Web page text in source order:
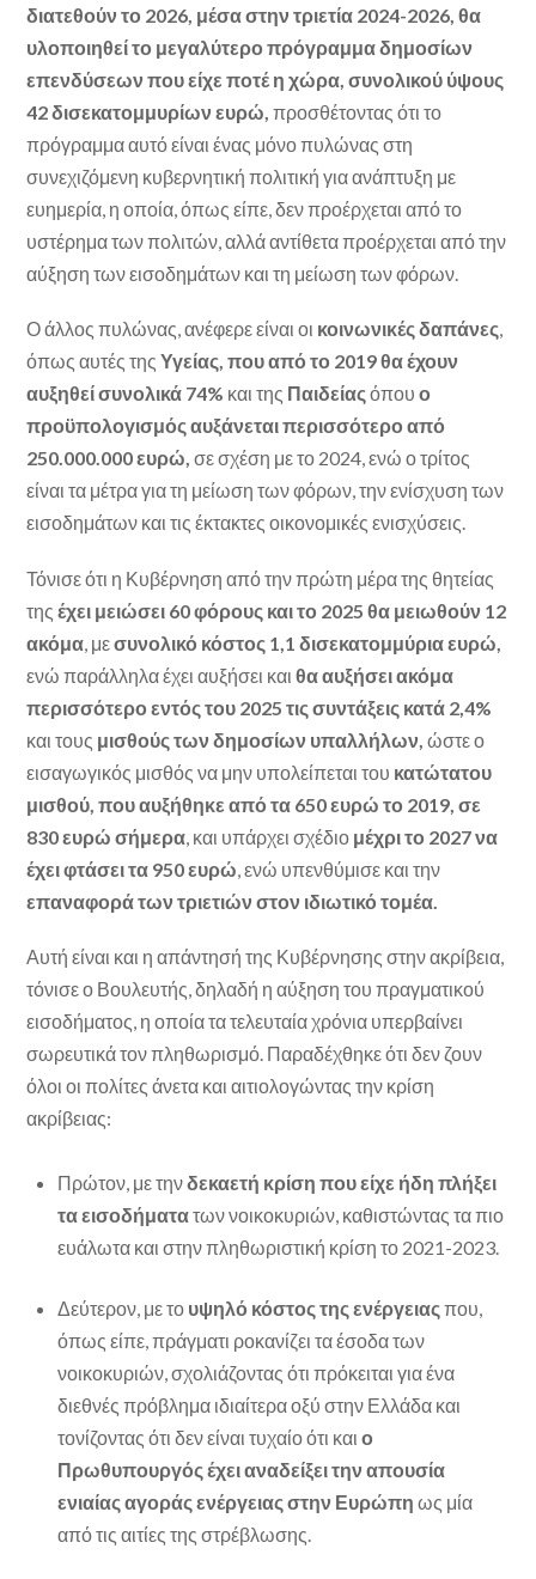
διατεθούν το 2026, μέσα στην τριετία 2024-2026, θα
υλοποιηθεί το μεγαλύτερο πρόγραμμα δημοσίων
επενδύσεων που είχε ποτέ η χώρα, συνολικού ύψους
42 δισεκατομμυρίων ευρώ, προσθέτοντας ότι το
πρόγραμμα αυτό είναι ένας μόνο πυλώνας στη
συνεχιζόμενη κυβερνητική πολιτική για ανάπτυξη με
ευημερία, η οποία, όπως είπε, δεν προέρχεται από το
υστέρημα των πολιτών, αλλά αντίθετα προέρχεται από την
αύξηση των εισοδημάτων και τη μείωση των φόρων.
Ο άλλος πυλώνας, ανέφερε είναι οι κοινωνικές δαπάνες,
όπως αυτές τηςΥγείας, που από το 2019 θα έχουν
αυξηθεί συνολικά 74% και της Παιδείας όπουο
προϋπολογισμός αυξάνεται περισσότερο από
250.000.000 ευρώ, σε σχέση με το 2024, ενώ ο τρίτος
είναι τα μέτρα για τη μείωση των φόρων, την ενίσχυση των
εισοδημάτων και τις έκτακτες οικονομικές ενισχύσεις.
Τόνισε ότι η Κυβέρνηση από την πρώτη μέρα της θητείας
τηςέχει μειώσει 60 φόρους και το 2025 θα μειωθούν 12
ακόμα , μεσυνολικό κόστος 1,1 δισεκατομμύρια ευρώ,
ενώ παράλληλα έχει αυξήσει καιθα αυξήσει ακόμα
περισσότερο εντός του 2025 τις συντάξεις κατά 2,4%
και τους μισθούς των δημοσίων υπαλλήλων, ώστε ο
εισαγωγικός μισθός να μην υπολείπεται του κατώτατου
μισθού, που αυξήθηκε από τα 650 ευρώ το 2019, σε
830 ευρώ σήμερα , και υπάρχει σχέδιο μέχρι το 2027 να
έχει φτάσει τα 950 ευρώ , ενώ υπενθύμισε και την
επαναφορά των τριετιών στον ιδιωτικό τομέα.
Αυτή είναι και η απάντησή της Κυβέρνησης στην ακρίβεια,
τόνισε ο Βουλευτής, δηλαδή η αύξηση του πραγματικού
εισοδήματος, η οποία τα τελευταία χρόνια υπερβαίνει
σωρευτικά τον πληθωρισμό. Παραδέχθηκε ότι δεν ζουν
όλοι οι πολίτες άνετα και αιτιολογώντας την κρίση
ακρίβειας:
Πρώτον, με τηνδεκαετή κρίση που είχε ήδη πλήξει
τα εισοδήματατων νοικοκυριών, καθιστώντας τα πιο
ευάλωτα και στην πληθωριστική κρίση το 2021-2023.
Δεύτερον, με το υψηλό κόστος της ενέργειας που,
όπως είπε, πράγματι ροκανίζει τα έσοδα των
νοικοκυριών, σχολιάζοντας ότι πρόκειται για ένα
διεθνές πρόβλημα ιδιαίτερα οξύ στην Ελλάδα και
τονίζοντας ότι δεν είναι τυχαίο ότι και ο
Πρωθυπουργός έχει αναδείξει την απουσία
ενιαίας αγοράς ενέργειας στην Ευρώπη ως μία
από τις αιτίες της στρέβλωσης.